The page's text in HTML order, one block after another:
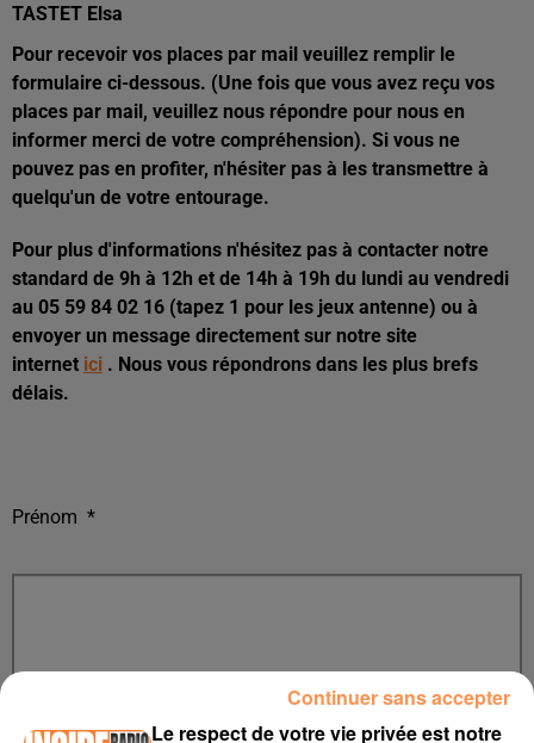
TASTET Elsa
Pour recevoir vos places par mail veuillez remplir le
formulaire ci-dessous. (Une fois que vous avez reçu vos
places par mail, veuillez nous répondre pour nous en
informer merci de votre compréhension). Si vous ne
pouvez pas en profiter, n'hésiter pas à les transmettre à
quelqu'un de votre entourage.
Pour plus d'informations n'hésitez pas à contacter notre
standard de 9h à 12h et de 14h à 19h du lundi au vendredi
au 05 59 84 02 16 (tapez 1 pour les jeux antenne) ou à
envoyer un message directement sur notre site
internet ici . Nous vous répondrons dans les plus brefs
délais.
Prénom *
Nom :*
Le respect de votre vie privée est notre
Continuer sans accepter